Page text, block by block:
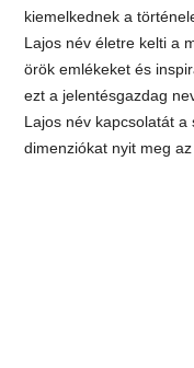
kiemelkednek a
Lajos név életre kelti a
örök emlékeket és
ezt a jelentésgazdag
Lajos név kapcsolatát
dimenziókat nyit meg